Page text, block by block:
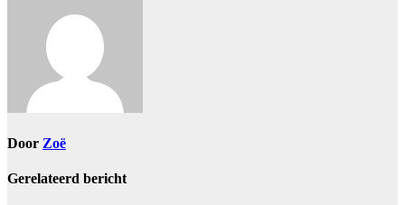
Door Zoë
Gerelateerd bericht